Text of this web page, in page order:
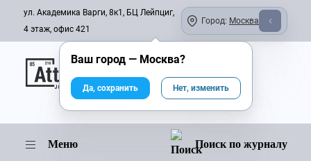
ул. Академика Варги, 8к1, БЦ Лейпциг,
4 этаж, офис 421
Город: Москва
Онлайн-журнал
Меню Поиск по журналу
Ваш город — Москва?
Да, сохранить Нет, изменить